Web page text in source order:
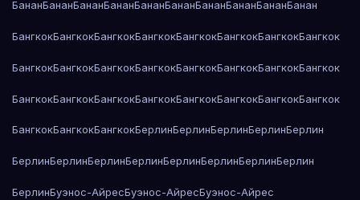
БананБананБананБананБананБананБананБананБананБанан
БангкокБангкокБангкокБангкокБангкокБангкокБангкокБангкок
БангкокБангкокБангкокБангкокБангкокБангкокБангкокБангкок
БангкокБангкокБангкокБангкокБангкокБангкокБангкокБангкок
БангкокБангкокБангкокБерлинБерлинБерлинБерлинБерлин
БерлинБерлинБерлинБерлинБерлинБерлинБерлинБерлин
БерлинБуэнос-АйресБуэнос-АйресБуэнос-Айрес